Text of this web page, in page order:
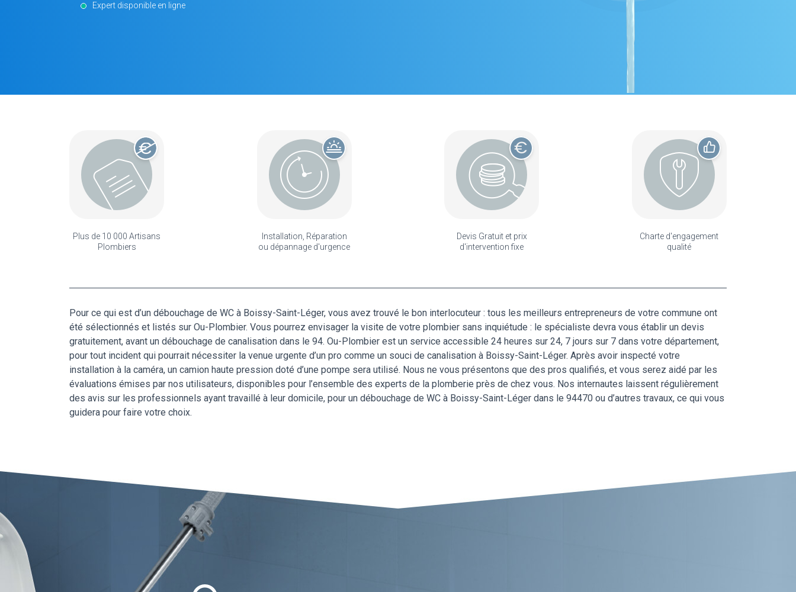
Expert disponible en ligne
Plus de 10 000 Artisans
Plombiers
Installation, Réparation
ou dépannage d'urgence
Devis Gratuit et prix
d'intervention fixe
Charte d'engagement
qualité
Pour ce qui est d’un débouchage de WC à Boissy-Saint-Léger, vous avez trouvé le bon interlocuteur : tous les meilleurs entrepreneurs de votre commune ont
été sélectionnés et listés sur Ou-Plombier. Vous pourrez envisager la visite de votre plombier sans inquiétude : le spécialiste devra vous établir un devis
gratuitement, avant un débouchage de canalisation dans le 94. Ou-Plombier est un service accessible 24 heures sur 24, 7 jours sur 7 dans votre département,
pour tout incident qui pourrait nécessiter la venue urgente d’un pro comme un souci de canalisation à Boissy-Saint-Léger. Après avoir inspecté votre
installation à la caméra, un camion haute pression doté d’une pompe sera utilisé. Nous ne vous présentons que des pros qualifiés, et vous serez aidé par les
évaluations émises par nos utilisateurs, disponibles pour l’ensemble des experts de la plomberie près de chez vous. Nos internautes laissent régulièrement
des avis sur les professionnels ayant travaillé à leur domicile, pour un débouchage de WC à Boissy-Saint-Léger dans le 94470 ou d’autres travaux, ce qui vous
guidera pour faire votre choix.